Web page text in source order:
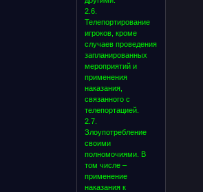
2.6.
Телепортирование
игроков, кроме
случаев проведения
запланированных
мероприятий и
применения
наказания,
связанного с
телепортацией.
2.7.
Злоупотребление
своими
полномочиями. В
том числе –
применение
наказания к